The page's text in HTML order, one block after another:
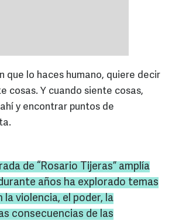
que lo haces humano, quiere decir
cosas. Y cuando siente cosas,
y encontrar puntos de
de “Rosario Tijeras” amplía
años ha explorado temas
violencia, el poder, la
consecuencias de las